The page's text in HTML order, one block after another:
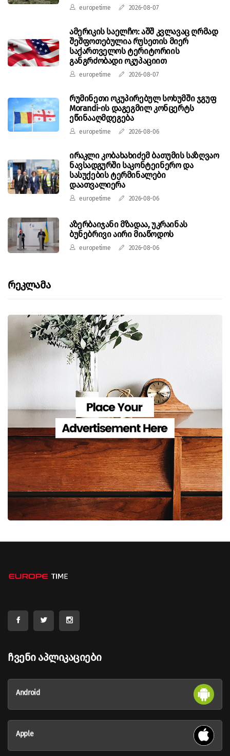
europetime 2026-08-07
ამერიკის საელჩო: აშშ კვლავაც ღრმად
შეშფოთებულია რუსეთის მიერ
საქართველოს ტერიტორიის
განგრძობადი ოკუპაციით
europetime 2026-08-07
რუმინეთი ოკუპირებულ სოხუმში ჯგუფ
Morandi-ის დაგეგმილ კონცერტს
ეწინააღმდეგება
europetime 2026-08-06
ირაკლი კობახახიძემ ბათუმის საზღვაო
ნავსადგურში საკონტეინერო და
სასუქების ტერმინალები
დაათვალიერა
europetime 2026-08-06
აზერბაიჯანი მზადაა, უკრაინას
ბუნებრივი აირი მიაწოდოს
europetime 2026-08-06
Რეკლამა
Ჩვენი Აპლიკაციები
Android
Apple